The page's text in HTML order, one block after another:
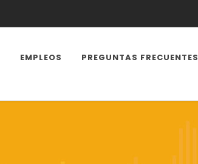
EMPLEOS PREGUNTAS FRECUENTES